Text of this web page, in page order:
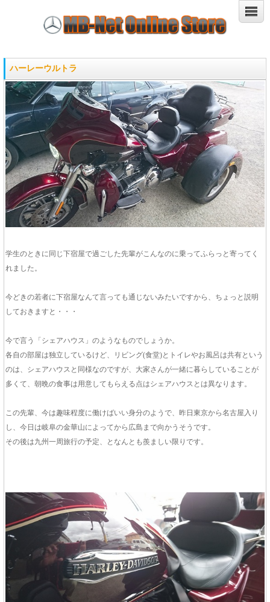
ハーレーウルトラ
学生のときに同じ下宿屋で過ごした先輩がこんなのに乗ってふらっと寄ってく
れました。
今どきの若者に下宿屋なんて言っても通じないみたいですから、ちょっと説明
しておきますと・・・
今で言う「シェアハウス」のようなものでしょうか。
各自の部屋は独立しているけど、リビング(食堂)とトイレやお風呂は共有という
のは、シェアハウスと同様なのですが、大家さんが一緒に暮らしていることが
多くて、朝晩の食事は用意してもらえる点はシェアハウスとは異なります。
この先輩、今は趣味程度に働けばいい身分のようで、昨日東京から名古屋入り
し、今日は岐阜の金華山によってから広島まで向かうそうです。
その後は九州一周旅行の予定、となんとも羨ましい限りです。